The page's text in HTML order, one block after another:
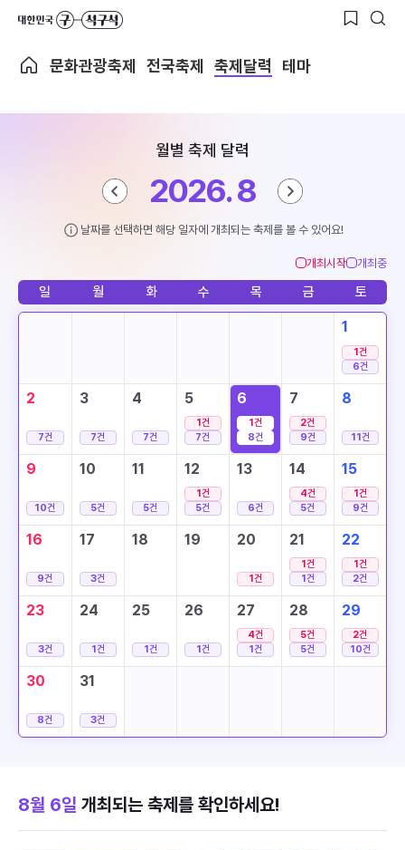
문화관광축제 전국축제 축제달력 테마
월별 축제 달력
2026. 8
날짜를 선택하면 해당 일자에 개최되는 축제를 볼 수 있어요!
개최시작 개최중
일 월 화 수 목 금 토
1
1건
6건
2
7건
3
7건
4
7건
5
1건
7건
6
1건
8건
7
2건
9건
8
11건
9
10건
10
5건
11
5건
12
1건
5건
13
6건
14
4건
5건
15
1건
9건
16
9건
17
3건
18 19 20
1건
21
1건
1건
22
1건
2건
23
3건
24
1건
25
1건
26
1건
27
4건
1건
28
5건
5건
29
2건
10건
30
8건
31
3건
8월 6일 개최되는 축제를 확인하세요!